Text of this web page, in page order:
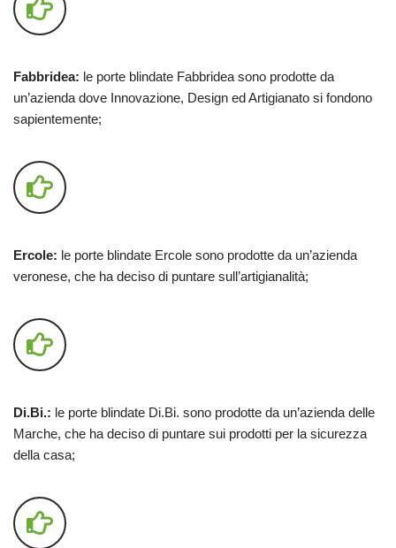
Fabbridea: le porte blindate Fabbridea sono prodotte da
un’azienda dove Innovazione, Design ed Artigianato si fondono
sapientemente;
Ercole: le porte blindate Ercole sono prodotte da un’azienda
veronese, che ha deciso di puntare sull’artigianalità;
Di.Bi.: le porte blindate Di.Bi. sono prodotte da un’azienda delle
Marche, che ha deciso di puntare sui prodotti per la sicurezza
della casa;